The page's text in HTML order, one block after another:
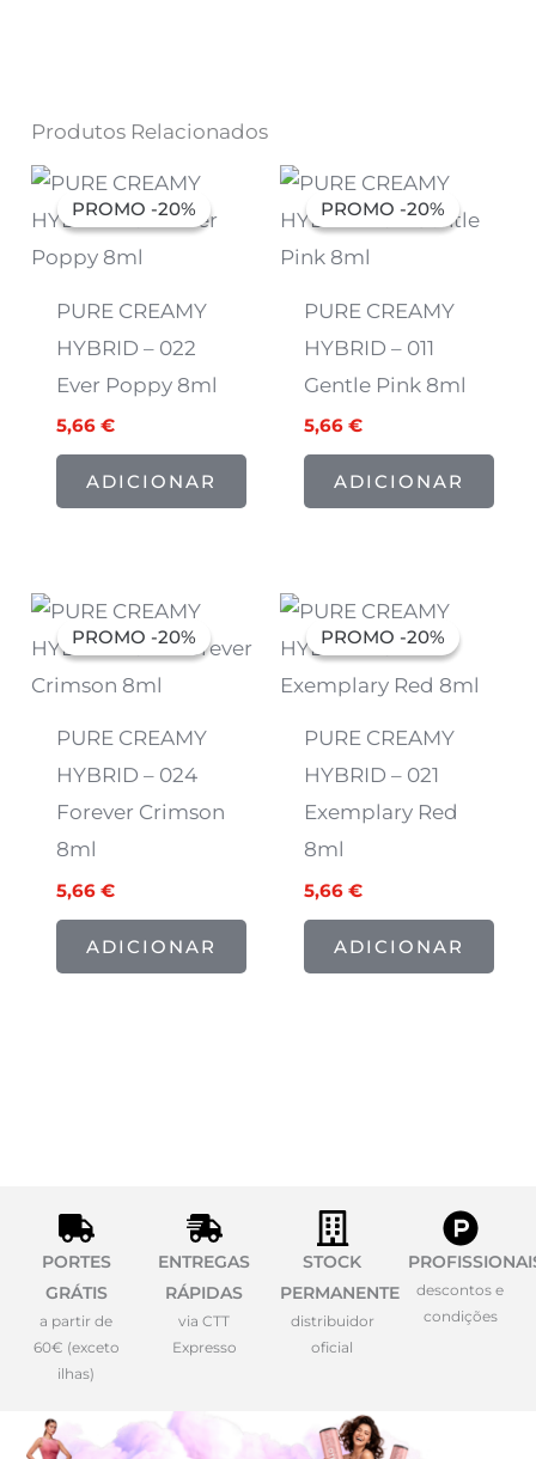
Produtos Relacionados
PROMO -20%
PROMO -20%
PURE CREAMY
HYBRID – 022
Ever Poppy 8ml
O
preço
original
7,07 €.
5,66 €
O
preço
atual
5,66 €.
ADICIONAR
PROMO -20%
PROMO -20%
PURE CREAMY
HYBRID – 011
Gentle Pink 8ml
O
preço
original
era:
7,07 €.
5,66€
O
preço
atual
é:
5,66 €.
ADICIONAR
PROMO -20%
PROMO -20%
PURE CREAMY
HYBRID – 024
Forever Crimson
8ml
O
preço
original
7,07 €.
5,66 €
O
preço
atual
5,66 €.
ADICIONAR
PROMO -20%
PROMO -20%
PURE CREAMY
HYBRID – 021
Exemplary Red
8ml
O
preço
original
7,07 €.
5,66€
O
preço
atual
5,66 €.
ADICIONAR
PORTES
GRÁTIS
a partir de
60€ (exceto
ilhas)
ENTREGAS
RÁPIDAS
via CTT
Expresso
STOCK
PERMANENTE
distribuidor
oficial
descontos e
condições